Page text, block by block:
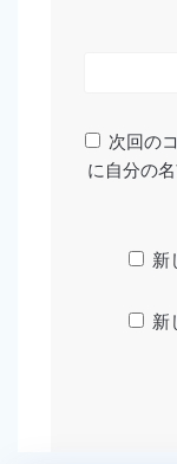
次回の
に自分の
新
新